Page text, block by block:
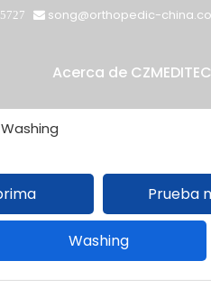
 song@orthopedic-
Acerca de
Washing
Prueba
Washing